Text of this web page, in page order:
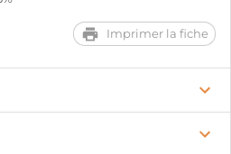
Imprimer la fiche